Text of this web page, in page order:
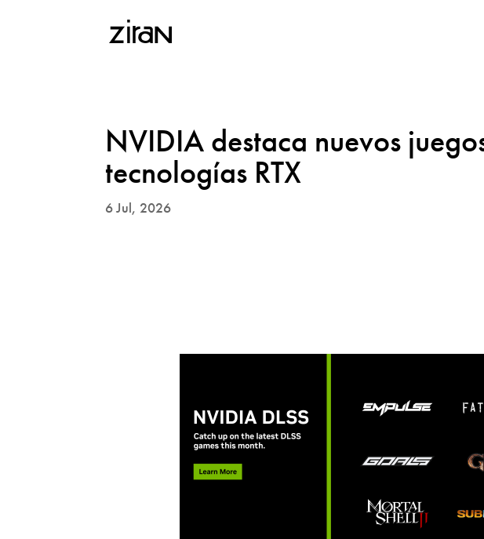
NVIDIA destaca nuevos
tecnologías RTX
6 Jul, 2026